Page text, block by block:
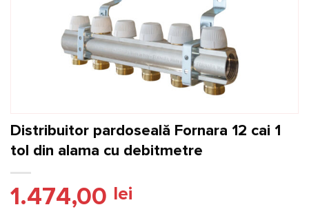
Distribuitor pardoseală Fornara 12 cai 1
tol din alama cu debitmetre
1.474,00 lei